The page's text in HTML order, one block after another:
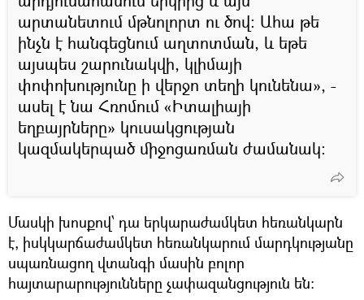
արտանետում ​​մթնոլորտ ու ծով: Ահա թե
ինչն է հանգեցնում աղտոտման, և եթե
այսպես շարունակվի, կլիմայի
փոփոխությունը ի վերջո տեղի կունենա», -
ասել է նա Հռոմում «Իտալիայի
եղբայրները» կուսակցության
կազմակերպած միջոցառման ժամանակ:
Մասկի խոսքով՝ դա երկարաժամկետ հեռանկարն
է, իսկկարճաժամկետ հեռանկարում մարդկությանը
սպառնացող վտանգի մասին բոլոր
հայտարարությունները չափազանցություն են։